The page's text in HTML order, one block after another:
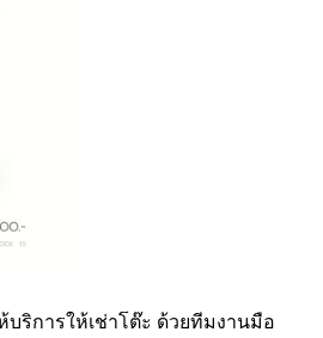
บริการให้เช่าโต๊ะ ด้วยทีมงานมือ